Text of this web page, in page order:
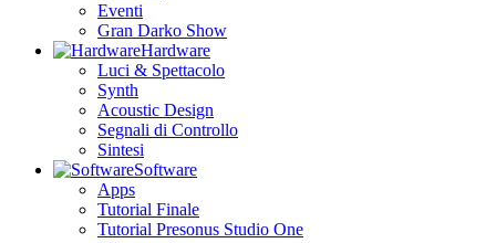
Eventi
Gran Darko Show
Hardware
Luci & Spettacolo
Synth
Acoustic Design
Segnali di Controllo
Sintesi
Software
Apps
Tutorial Finale
Tutorial Presonus Studio One